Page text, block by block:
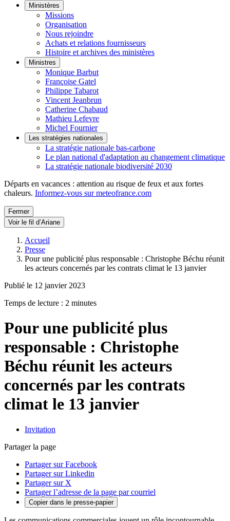
Ministères
Missions
Organisation
Nous rejoindre
Achats et relations fournisseurs
Histoire et archives des ministères
Ministres
Monique Barbut
Françoise Gatel
Philippe Tabarot
Vincent Jeanbrun
Catherine Chabaud
Mathieu Lefevre
Michel Fournier
Les stratégies nationales
La stratégie nationale bas-carbone
Le plan national d'adaptation au changement climatique
La stratégie nationale biodiversité 2030
Départs en vacances : attention au risque de feux et aux fortes
chaleurs. Informez-vous sur meteofrance.com
Fermer
Voir le fil d’Ariane
Accueil
Presse
Pour une publicité plus responsable : Christophe Béchu réunit
les acteurs concernés par les contrats climat le 13 janvier
Publié le 12 janvier 2023
Temps de lecture : 2 minutes
Pour une publicité plus
responsable : Christophe
Béchu réunit les acteurs
concernés par les contrats
climat le 13 janvier
Invitation
Partager la page
Partager sur Facebook
Partager sur Linkedin
Partager sur X
Partager l’adresse de la page par courriel
Copier dans le presse-papier